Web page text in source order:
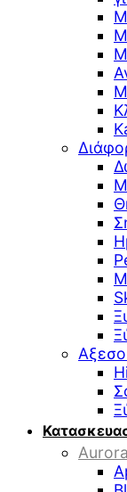
Aurora